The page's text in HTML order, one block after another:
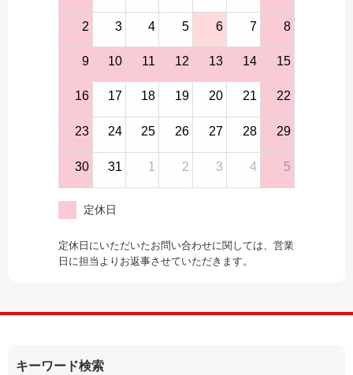
2 3 4 5 6 7 8
9 10 11 12 13 14 15
16 17 18 19 20 21 22
23 24 25 26 27 28 29
30 31 1 2 3 4 5
定休日
定休日にいただいたお問い合わせに関しては、営業
日に担当よりお返事させていただきます。
キーワード検索